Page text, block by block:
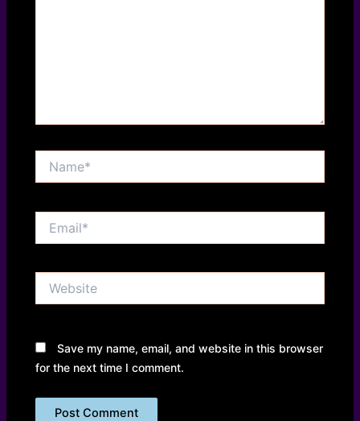
Save my name, email, and website in this browser
for the next time I comment.